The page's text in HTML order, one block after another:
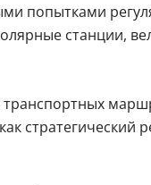
попытками
станции,
транспортных